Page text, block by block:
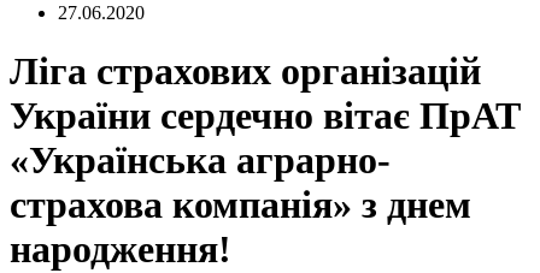
27.06.2020
Ліга страхових організацій
України сердечно вітає ПрАТ
«Українська аграрно-
страхова компанія» з днем
народження!